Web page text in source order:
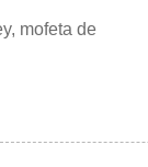
mofeta de